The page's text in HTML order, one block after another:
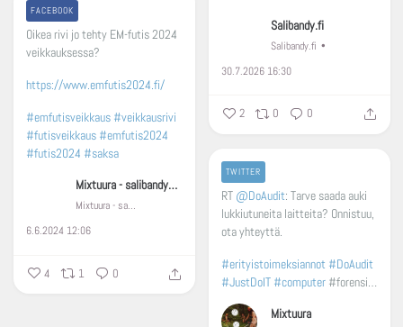
Salibandy.fi
Salibandy.fi
30.7.2026 16:30
2 0 0
Oikea rivi jo tehty EM-futis 2024
veikkauksessa?
https://www.emfutis2024.fi/
#emfutisveikkaus #veikkausrivi
#futisveikkaus #emfutis2024
#futis2024 #saksa
Mixtuura - salibandyä, Huhtarin liiga, Lappeenranta
Mixtuura - salibandyä, Huhtarin liiga, Lappeenranta
6.6.2024 12:06
FACEBOOK
4 1 0
RT @DoAudit: Tarve saada auki
lukkiutuneita laitteita? Onnistuu,
ota yhteyttä.
#erityistoimeksiannot #DoAudit
#JustDoIT #computer #forensi…
Mixtuura
TWITTER